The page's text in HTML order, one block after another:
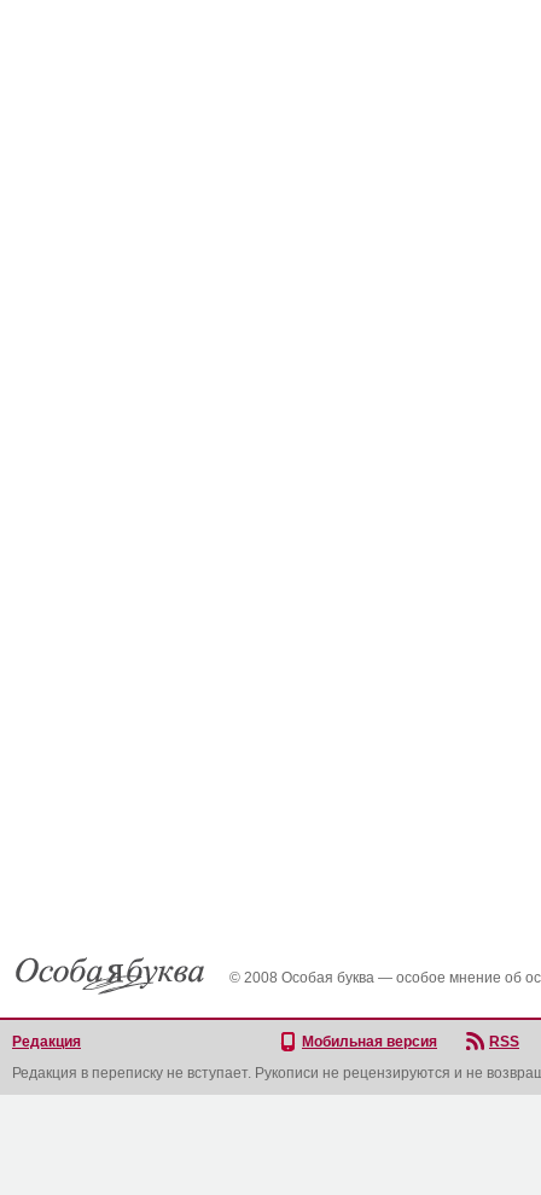
© 2008 Особая буква — особое мнение об
Редакция Мобильная версия
RSS
Редакция в переписку не вступает. Рукописи не рецензируются и не